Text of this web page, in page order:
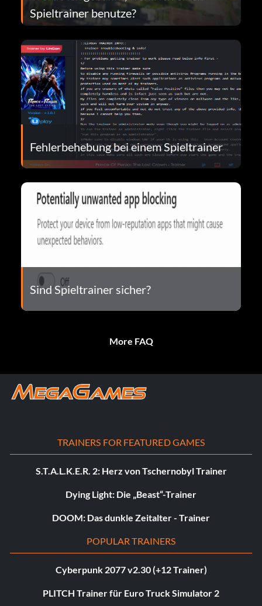
Spieltrainer benutze?
Fehlerbehebung bei einem Spieltrainer
Sind Spieltrainer sicher?
More FAQ
TRAINERS FOR FEATURED GAMES
S.T.A.L.K.E.R. 2: Herz von Tschernobyl Trainer
Dying Light: Die „Beast“-Trainer
DOOM: Das dunkle Zeitalter - Trainer
POPULAR TRAINERS
Cyberpunk 2077 v2.30 (+12 Trainer)
PLITCH Trainer für Euro Truck Simulator 2